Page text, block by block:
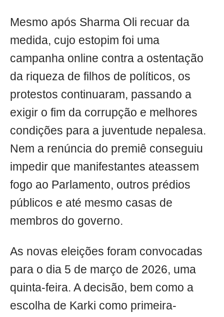
Mesmo após Sharma Oli recuar da
medida, cujo estopim foi uma
campanha online contra a ostentação
da riqueza de filhos de políticos, os
protestos continuaram, passando a
exigir o fim da corrupção e melhores
condições para a juventude nepalesa.
Nem a renúncia do premiê conseguiu
impedir que manifestantes ateassem
fogo ao Parlamento, outros prédios
públicos e até mesmo casas de
membros do governo.
As novas eleições foram convocadas
para o dia 5 de março de 2026, uma
quinta-feira. A decisão, bem como a
escolha de Karki como primeira-